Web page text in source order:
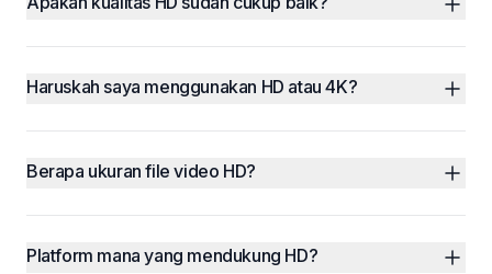
Haruskah saya menggunakan HD atau 4K?
Berapa ukuran file video HD?
Platform mana yang mendukung HD?